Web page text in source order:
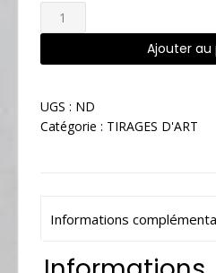
quantité
de
de
//
18
Ajouter au
UGS : ND
Catégorie : TIRAGES D'ART
Informations